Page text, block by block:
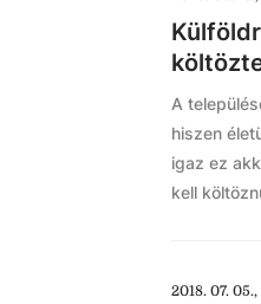
A
hiszen
igaz ez
kell
2018. 07. 05.,